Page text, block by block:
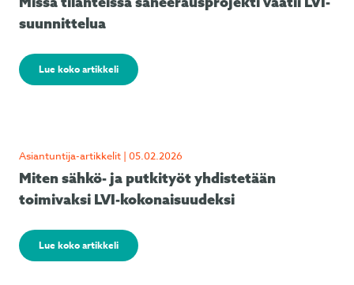
suunnittelua
Lue koko artikkeli
Asiantuntija-artikkelit | 05.02.2026
Miten sähkö- ja putkityöt yhdistetään
toimivaksi LVI-kokonaisuudeksi
Lue koko artikkeli